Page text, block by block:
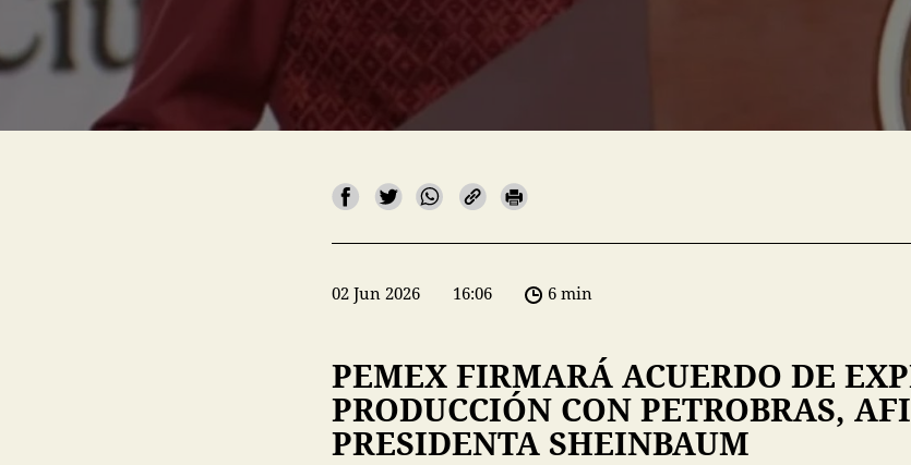
02 Jun 2026 16:06 6 min
PEMEX FIRMARÁ ACUERDO DE
PRODUCCIÓN CON PETROBRAS,
PRESIDENTA SHEINBAUM